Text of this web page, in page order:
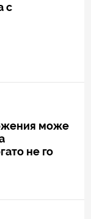
с
може
не го